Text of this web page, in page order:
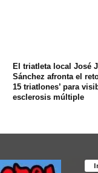
El triatleta local José
Sánchez afronta el
15 triatlones’ para
esclerosis múltiple